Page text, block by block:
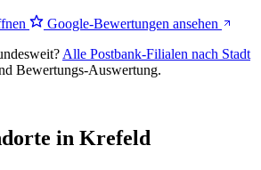
Google-Bewertungen ansehen
Alle Postbank-Filialen nach Stadt
Bewertungs-Auswertung.
in Krefeld